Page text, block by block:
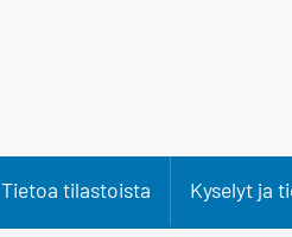
Tietoa tilastoista Kyselyt ja